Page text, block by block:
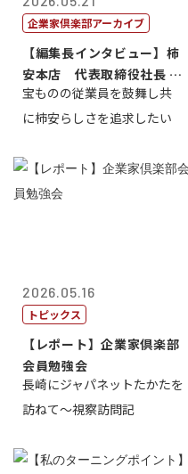
企業家倶楽部アーカイブ
【編集長インタビュー】柿
安本店 代表取締役社長 赤
塚保正
宝ものの従業員を鼓舞し共
に柿安らしさを追求したい
2026.05.16
トピックス
【レポート】企業家倶楽部
会員勉強会
長崎にジャパネットたかたを
訪ねて～視察訪問記